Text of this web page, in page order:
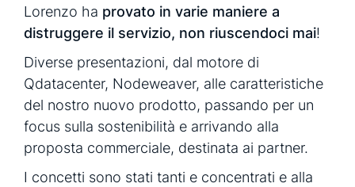
Lorenzo ha provato in varie maniere a
distruggere il servizio, non riuscendoci mai!
Diverse presentazioni, dal motore di
Qdatacenter, Nodeweaver, alle caratteristiche
del nostro nuovo prodotto, passando per un
focus sulla sostenibilità e arrivando alla
proposta commerciale, destinata ai partner.
I concetti sono stati tanti e concentrati e alla